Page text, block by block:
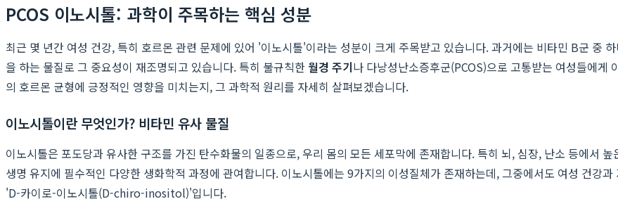
PCOS 이노시톨: 과학이 주목하는 핵심 성분
최근 몇 년간 여성 건강, 특히 호르몬 관련 문제에 있어 '이노시톨'이라는 성분이 크게 주목받고 있습니다. 과거에는 비타민 B군 중
을 하는 물질로 그 중요성이 재조명되고 있습니다. 특히 불규칙한 월경 주기나 다낭성난소증후군(PCOS)으로 고통받는 여성들에게
의 호르몬 균형에 긍정적인 영향을 미치는지, 그 과학적 원리를 자세히 살펴보겠습니다.
이노시톨이란 무엇인가? 비타민 유사 물질
이노시톨은 포도당과 유사한 구조를 가진 탄수화물의 일종으로, 우리 몸의 모든 세포막에 존재합니다. 특히 뇌, 심장, 난소 등에서
생명 유지에 필수적인 다양한 생화학적 과정에 관여합니다. 이노시톨에는 9가지의 이성질체가 존재하는데, 그중에서도 여성 건
'D-카이로-이노시톨(D-chiro-inositol)'입니다.